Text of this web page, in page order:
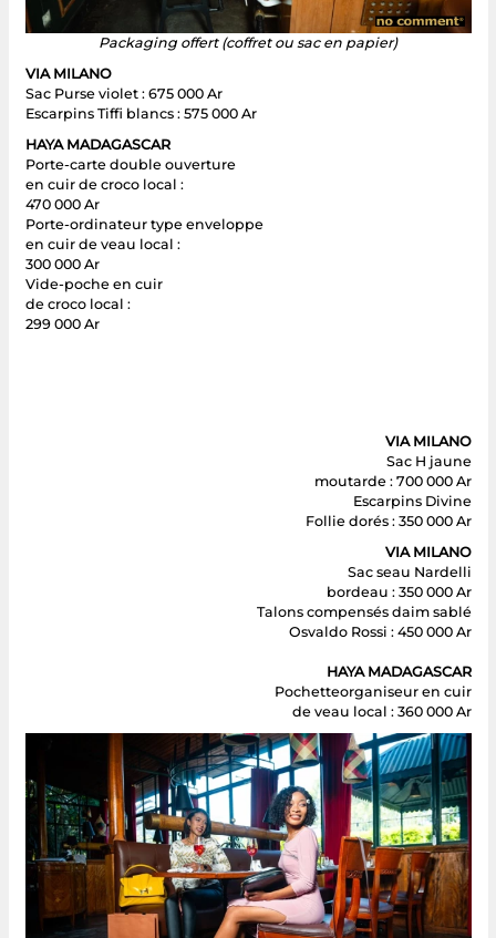
Packaging offert (coffret ou sac en papier)
VIA MILANO
Sac Purse violet : 675 000 Ar
Escarpins Tiffi blancs : 575 000 Ar
HAYA MADAGASCAR
Porte-carte double ouverture
en cuir de croco local :
470 000 Ar
Porte-ordinateur type enveloppe
en cuir de veau local :
300 000 Ar
Vide-poche en cuir
de croco local :
299 000 Ar
VIA MILANO
Sac H jaune
moutarde : 700 000 Ar
Escarpins Divine
Follie dorés : 350 000 Ar
VIA MILANO
Sac seau Nardelli
bordeau : 350 000 Ar
Talons compensés daim sablé
Osvaldo Rossi : 450 000 Ar
HAYA MADAGASCAR
Pochetteorganiseur en cuir
de veau local : 360 000 Ar